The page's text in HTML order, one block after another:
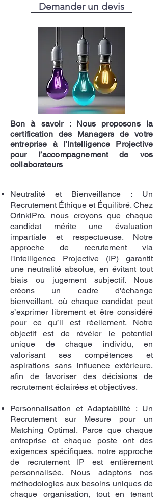
Demander un devis
Bon à savoir : Nous proposons la
certification des Managers de votre
entreprise à l’Intelligence Projective
pour l’accompagnement de vos
collaborateurs
Neutralité et Bienveillance : Un
Recrutement Éthique et Équilibré. Chez
OrinkiPro, nous croyons que chaque
candidat mérite une évaluation
impartiale et respectueuse. Notre
approche de recrutement via
l'Intelligence Projective (IP) garantit
une neutralité absolue, en évitant tout
biais ou jugement subjectif. Nous
créons un cadre d'échange
bienveillant, où chaque candidat peut
s’exprimer librement et être considéré
pour ce qu’il est réellement. Notre
objectif est de révéler le potentiel
unique de chaque individu, en
valorisant ses compétences et
aspirations sans influence extérieure,
afin de favoriser des décisions de
recrutement éclairées et objectives.
Personnalisation et Adaptabilité : Un
Recrutement sur Mesure pour un
Matching Optimal. Parce que chaque
entreprise et chaque poste ont des
exigences spécifiques, notre approche
de recrutement IP est entièrement
personnalisée. Nous adaptons nos
méthodologies aux besoins uniques de
chaque organisation, tout en tenant